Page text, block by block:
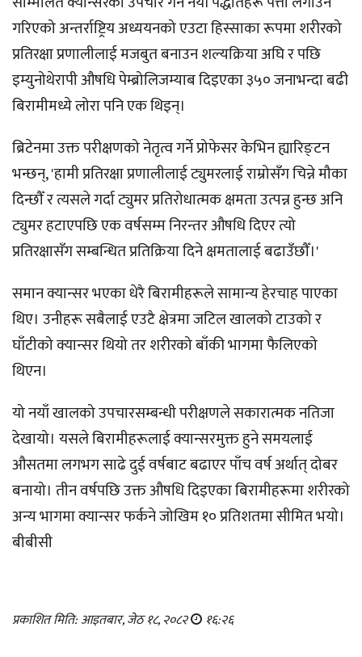
गरिएको अन्तर्राष्ट्रिय अध्ययनको एउटा हिस्साका रूपमा शरीरको
प्रतिरक्षा प्रणालीलाई मजबुत बनाउन शल्यक्रिया अघि र पछि
इम्युनोथेरापी औषधि पेम्ब्रोलिजम्याब दिइएका ३५० जनाभन्दा बढी
बिरामीमध्ये लोरा पनि एक थिइन्।
ब्रिटेनमा उक्त परीक्षणको नेतृत्व गर्ने प्रोफेसर केभिन ह्यारिङ्टन
भन्छन्, 'हामी प्रतिरक्षा प्रणालीलाई ट्युमरलाई राम्रोसँग चिन्ने मौका
दिन्छौँ र त्यसले गर्दा ट्युमर प्रतिरोधात्मक क्षमता उत्पन्न हुन्छ अनि
ट्युमर हटाएपछि एक वर्षसम्म निरन्तर औषधि दिएर त्यो
प्रतिरक्षासँग सम्बन्धित प्रतिक्रिया दिने क्षमतालाई बढाउँछौँ।'
समान क्यान्सर भएका धेरै बिरामीहरूले सामान्य हेरचाह पाएका
थिए। उनीहरू सबैलाई एउटै क्षेत्रमा जटिल खालको टाउको र
घाँटीको क्यान्सर थियो तर शरीरको बाँकी भागमा फैलिएको
थिएन।
यो नयाँ खालको उपचारसम्बन्धी परीक्षणले सकारात्मक नतिजा
देखायो। यसले बिरामीहरूलाई क्यान्सरमुक्त हुने समयलाई
औसतमा लगभग साढे दुई वर्षबाट बढाएर पाँच वर्ष अर्थात् दोबर
बनायो। तीन वर्षपछि उक्त औषधि दिइएका बिरामीहरूमा शरीरको
अन्य भागमा क्यान्सर फर्कने जोखिम १० प्रतिशतमा सीमित भयो।
बीबीसी
प्रकाशित मिति: आइतबार, जेठ १८, २०८२ १६:२६